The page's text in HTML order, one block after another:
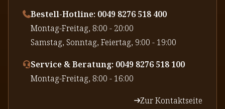
Bestell-Hotline: 0049 8276 518 400
⁠Montag-Freitag, 8:00 - 20:00
⁠Samstag, Sonntag, Feiertag, 9:00 - 19:00
Service & Beratung: 0049 8276 518 100
⁠Montag-Freitag, 8:00 - 16:00
Zur Kontaktseite